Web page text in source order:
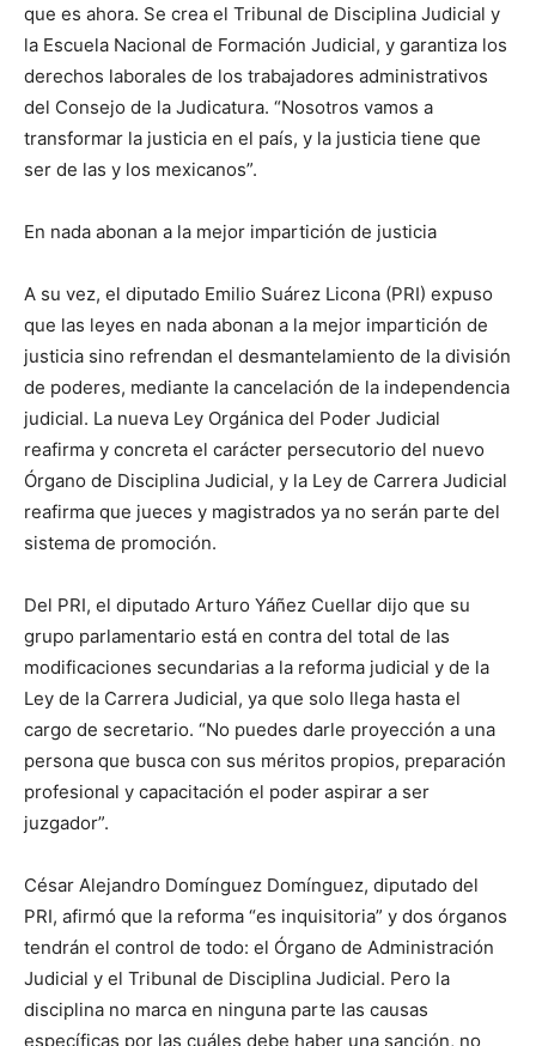
que es ahora. Se crea el Tribunal de Disciplina Judicial y
la Escuela Nacional de Formación Judicial, y garantiza los
derechos laborales de los trabajadores administrativos
del Consejo de la Judicatura. “Nosotros vamos a
transformar la justicia en el país, y la justicia tiene que
ser de las y los mexicanos”.
En nada abonan a la mejor impartición de justicia
A su vez, el diputado Emilio Suárez Licona (PRI) expuso
que las leyes en nada abonan a la mejor impartición de
justicia sino refrendan el desmantelamiento de la división
de poderes, mediante la cancelación de la independencia
judicial. La nueva Ley Orgánica del Poder Judicial
reafirma y concreta el carácter persecutorio del nuevo
Órgano de Disciplina Judicial, y la Ley de Carrera Judicial
reafirma que jueces y magistrados ya no serán parte del
sistema de promoción.
Del PRI, el diputado Arturo Yáñez Cuellar dijo que su
grupo parlamentario está en contra del total de las
modificaciones secundarias a la reforma judicial y de la
Ley de la Carrera Judicial, ya que solo llega hasta el
cargo de secretario. “No puedes darle proyección a una
persona que busca con sus méritos propios, preparación
profesional y capacitación el poder aspirar a ser
juzgador”.
César Alejandro Domínguez Domínguez, diputado del
PRI, afirmó que la reforma “es inquisitoria” y dos órganos
tendrán el control de todo: el Órgano de Administración
Judicial y el Tribunal de Disciplina Judicial. Pero la
disciplina no marca en ninguna parte las causas
específicas por las cuáles debe haber una sanción, no